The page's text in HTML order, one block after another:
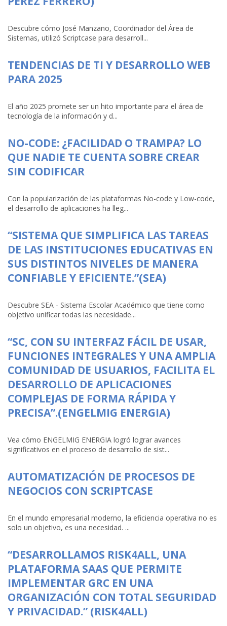
Descubre cómo José Manzano, Coordinador del Área de
Sistemas, utilizó Scriptcase para desarroll...
TENDENCIAS DE TI Y DESARROLLO WEB
PARA 2025
El año 2025 promete ser un hito importante para el área de
tecnología de la información y d...
NO-CODE: ¿FACILIDAD O TRAMPA? LO
QUE NADIE TE CUENTA SOBRE CREAR
SIN CODIFICAR
Con la popularización de las plataformas No-code y Low-code,
el desarrollo de aplicaciones ha lleg...
“SISTEMA QUE SIMPLIFICA LAS TAREAS
DE LAS INSTITUCIONES EDUCATIVAS EN
SUS DISTINTOS NIVELES DE MANERA
CONFIABLE Y EFICIENTE.”(SEA)
Descubre SEA - Sistema Escolar Académico que tiene como
objetivo unificar todas las necesidade...
“SC, CON SU INTERFAZ FÁCIL DE USAR,
FUNCIONES INTEGRALES Y UNA AMPLIA
COMUNIDAD DE USUARIOS, FACILITA EL
DESARROLLO DE APLICACIONES
COMPLEJAS DE FORMA RÁPIDA Y
PRECISA”.(ENGELMIG ENERGIA)
Vea cómo ENGELMIG ENERGIA logró lograr avances
significativos en el proceso de desarrollo de sist...
AUTOMATIZACIÓN DE PROCESOS DE
NEGOCIOS CON SCRIPTCASE
En el mundo empresarial moderno, la eficiencia operativa no es
solo un objetivo, es una necesidad. ...
“DESARROLLAMOS RISK4ALL, UNA
PLATAFORMA SAAS QUE PERMITE
IMPLEMENTAR GRC EN UNA
ORGANIZACIÓN CON TOTAL SEGURIDAD
Y PRIVACIDAD.” (RISK4ALL)